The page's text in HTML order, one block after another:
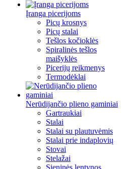
Įranga picerijoms
Picų krosnys
Picų stalai
Tešlos kočioklės
Spiralinės tešlos
maišyklės
Picerijų reikmenys
Termodėklai
Nerūdijančio plieno gaminiai
Gartraukiai
Stalai
Stalai su plautuvėmis
Stalai prie indaplovių
Stovai
Stelažai
Sieninės lentynos